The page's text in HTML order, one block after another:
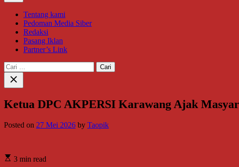
Tentang kami
Pedoman Media Siber
Redaksi
Pasang Iklan
Partner’s Link
Cari
untuk:
Close
search
Ketua DPC AKPERSI Karawang Ajak
Posted on 27 Mei 2026 by Taopik
3 min read